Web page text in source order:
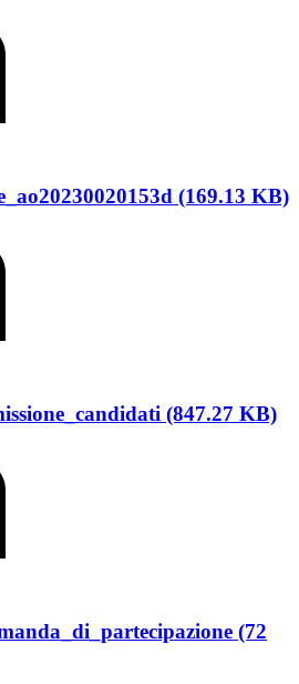
(169.13 KB)
(847.27 KB)
(72